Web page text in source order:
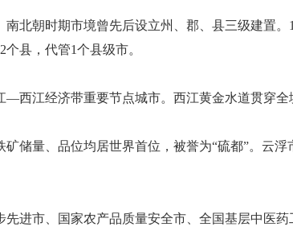
北朝时期市境曾先后设立州、郡、县三级建置
县，代管1个县级市。
西江经济带重要节点城市。西江黄金水道贯穿全
储量、品位均居世界首位，被誉为“硫都”。云
进市、国家农产品质量安全市、全国基层中医